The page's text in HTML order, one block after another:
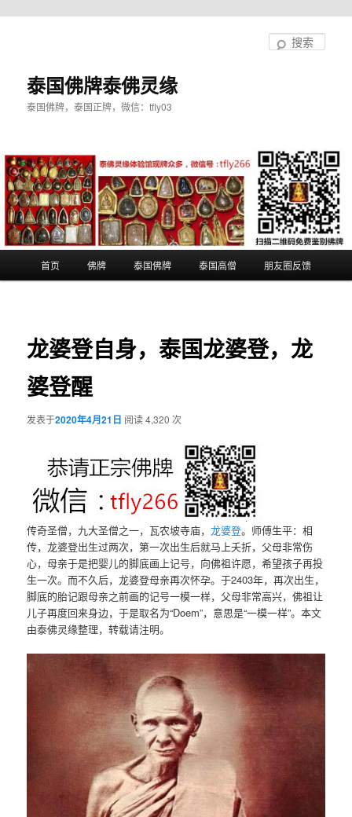
泰国佛牌泰佛灵缘
泰国佛牌，泰国正牌，微信：tfly03
首页 佛牌 泰国佛牌 泰国高僧 朋友圈反馈
龙婆登自身，泰国龙婆登，龙
婆登醒
发表于2020年4月21日 阅读 4,320 次
传奇圣僧，九大圣僧之一，瓦农坡寺庙，龙婆登。师傅生平：相
传，龙婆登出生过两次，第一次出生后就马上夭折，父母非常伤
心，母亲于是把婴儿的脚底画上记号，向佛祖许愿，希望孩子再投
生一次。而不久后，龙婆登母亲再次怀孕。于2403年，再次出生，
脚底的胎记跟母亲之前画的记号一模一样，父母非常高兴，佛祖让
儿子再度回来身边，于是取名为“Doem”，意思是“一模一样”。本文
由泰佛灵缘整理，转载请注明。